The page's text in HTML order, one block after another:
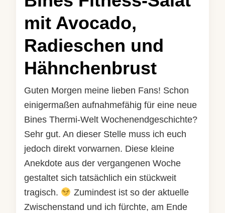
mit Avocado,
Radieschen und
Hähnchenbrust
Guten Morgen meine lieben Fans! Schon
einigermaßen aufnahmefähig für eine neue
Bines Thermi-Welt Wochenendgeschichte?
Sehr gut. An dieser Stelle muss ich euch
jedoch direkt vorwarnen. Diese kleine
Anekdote aus der vergangenen Woche
gestaltet sich tatsächlich ein stückweit
tragisch.
Zumindest ist so der aktuelle
Zwischenstand und ich fürchte, am Ende